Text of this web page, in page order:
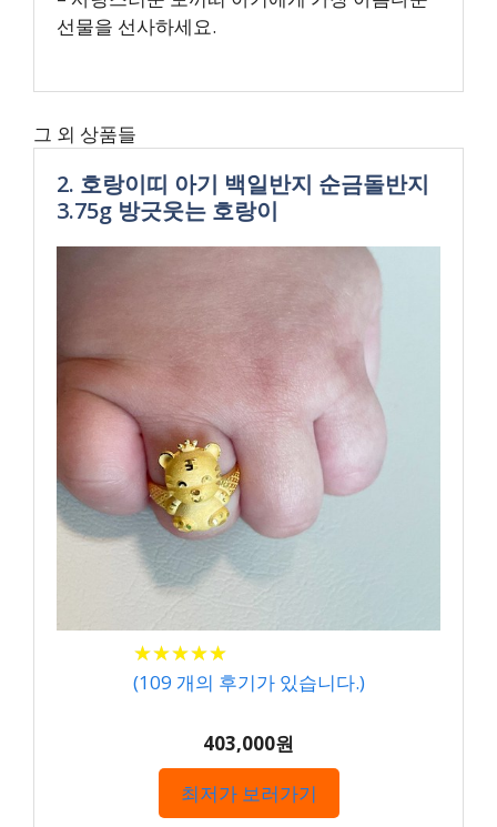
선물을 선사하세요.
그 외 상품들
2. 호랑이띠 아기 백일반지 순금돌반지
3.75g 방긋웃는 호랑이
★★★★★
★★★★★
(109 개의 후기가 있습니다.)
403,000원
최저가 보러가기